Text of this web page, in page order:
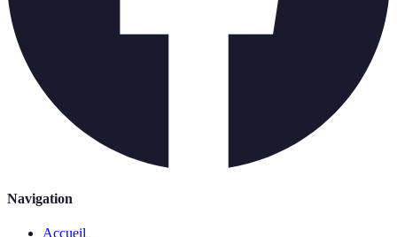
Navigation
Accueil